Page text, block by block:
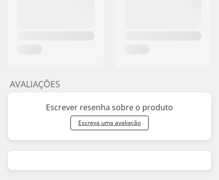
AVALIAÇÕES
Escrever resenha sobre o produto
Escreva uma avaliação